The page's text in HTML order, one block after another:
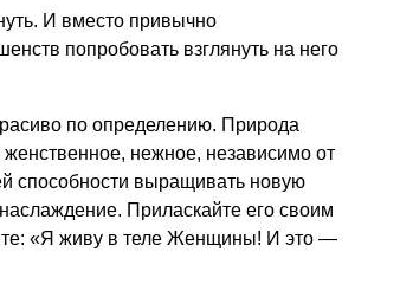
И вместо привычно
попробовать взглянуть на него
по определению. Природа
нежное, независимо от
способности выращивать новую
Приласкайте его своим
«Я живу в теле Женщины! И это —